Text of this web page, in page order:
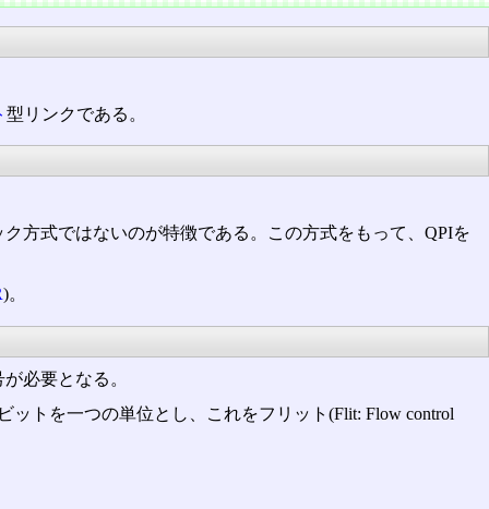
型リンクである。
方式ではないのが特徴である。この方式をもって、QPIを
)。
必要となる。
トを一つの単位とし、これをフリット(Flit: Flow control